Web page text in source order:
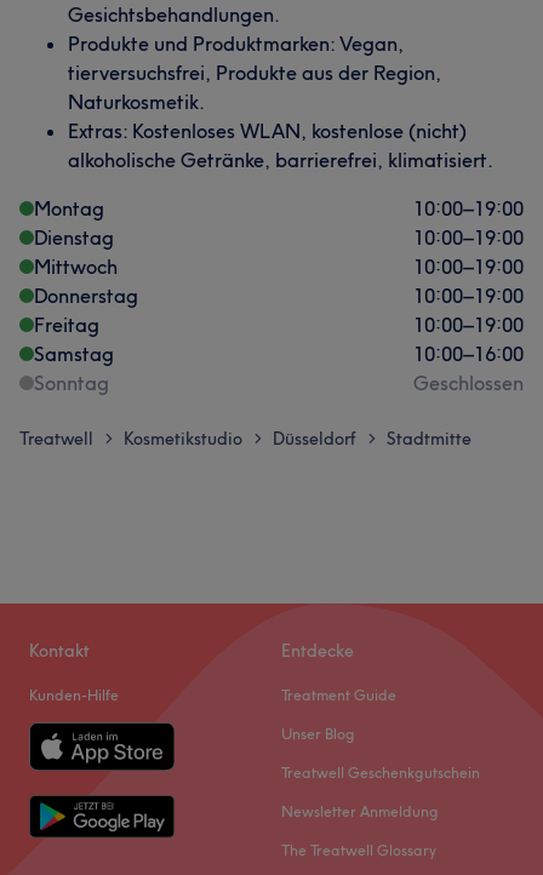
Gesichtsbehandlungen.
Produkte und Produktmarken: Vegan,
tierversuchsfrei, Produkte aus der Region,
Naturkosmetik.
Extras: Kostenloses WLAN, kostenlose (nicht)
alkoholische Getränke, barrierefrei, klimatisiert.
Montag
10:00–19:00
Dienstag
10:00–19:00
Mittwoch
10:00–19:00
Donnerstag
10:00–19:00
Freitag
10:00–19:00
Samstag
10:00–16:00
Sonntag
Geschlossen
Treatwell > Kosmetikstudio > Düsseldorf > Stadtmitte
Kontakt
Kunden-Hilfe
Entdecke
Treatment Guide
Unser Blog
Treatwell Geschenkgutschein
Newsletter Anmeldung
The Treatwell Glossary